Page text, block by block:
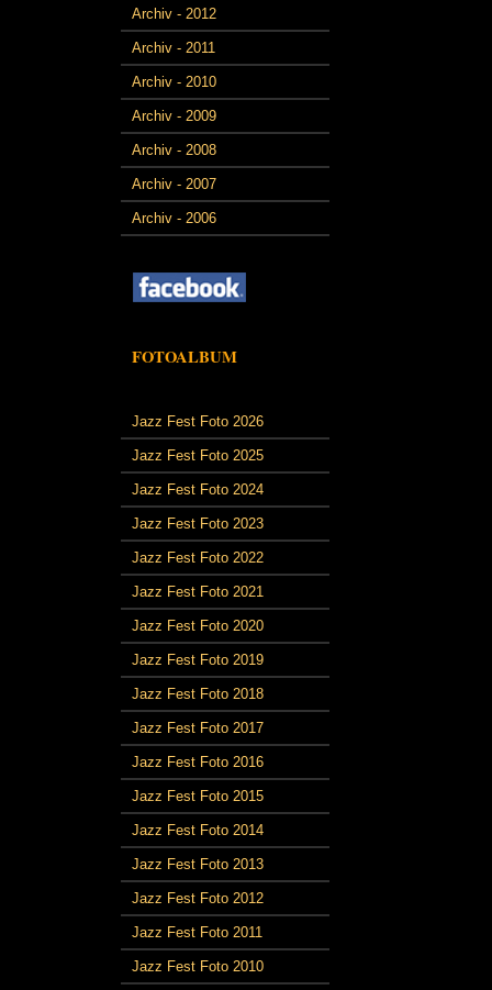
Archiv - 2012
Archiv - 2011
Archiv - 2010
Archiv - 2009
Archiv - 2008
Archiv - 2007
Archiv - 2006
FOTOALBUM
Jazz Fest Foto 2026
Jazz Fest Foto 2025
Jazz Fest Foto 2024
Jazz Fest Foto 2023
Jazz Fest Foto 2022
Jazz Fest Foto 2021
Jazz Fest Foto 2020
Jazz Fest Foto 2019
Jazz Fest Foto 2018
Jazz Fest Foto 2017
Jazz Fest Foto 2016
Jazz Fest Foto 2015
Jazz Fest Foto 2014
Jazz Fest Foto 2013
Jazz Fest Foto 2012
Jazz Fest Foto 2011
Jazz Fest Foto 2010